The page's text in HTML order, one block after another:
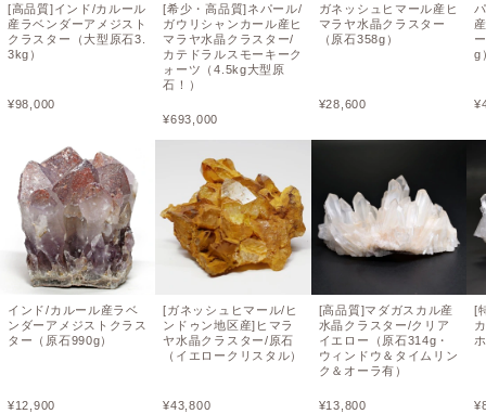
[高品質]インド/カルール
産ラベンダーアメジスト
クラスター（大型原石3.
3kg）
¥98,000
インド/カルール産ラベ
ンダーアメジストクラス
ター（原石990g）
¥12,900
[希少・高品質]ネパール/
ガウリシャンカール産ヒ
マラヤ水晶クラスター/
カテドラルスモーキーク
ォーツ（4.5kg大型原
石！）
¥693,000
[ガネッシュヒマール/ヒ
ンドゥン地区産]ヒマラ
ヤ水晶クラスター/原石
（イエロークリスタル）
¥43,800
ガネッシュヒマール産ヒ
マラヤ水晶クラスター
（原石358g）
¥28,600
[高品質]マダガスカル産
水晶クラスター/クリア
イエロー（原石314g・
ウィンドウ＆タイムリン
ク＆オーラ有）
¥13,800
g
¥
[
¥